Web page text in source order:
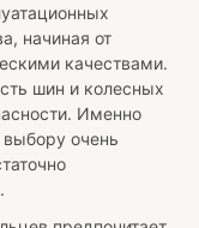
начиная от
качествами.
шин и колесных
Именно
очень